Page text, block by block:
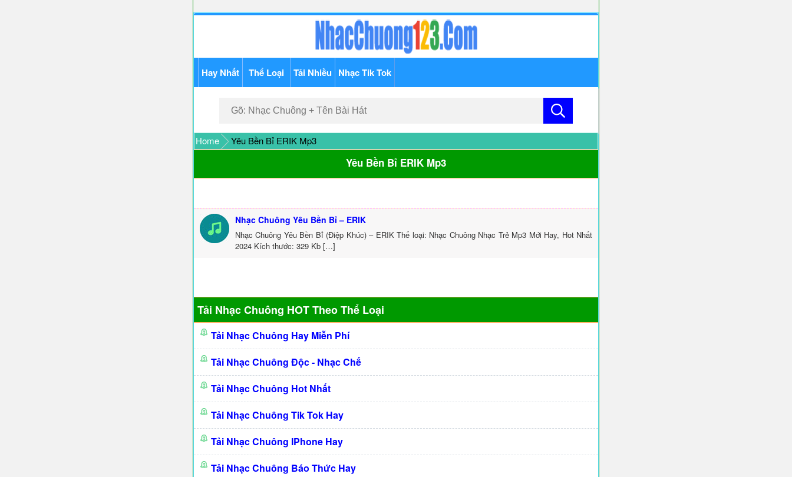
Hay Nhất Thể Loại Tải Nhiều Nhạc Tik Tok
Home Yêu Bền Bỉ ERIK Mp3
Yêu Bền Bỉ ERIK Mp3
Nhạc Chuông Yêu Bền Bỉ – ERIK
Nhạc Chuông Yêu Bền Bỉ (Điệp Khúc) – ERIK Thể loại: Nhạc Chuông Nhạc Trẻ Mp3 Mới Hay, Hot Nhất
2024 Kích thước: 329 Kb […]
Tải Nhạc Chuông HOT Theo Thể Loại
Tải Nhạc Chuông Hay Miễn Phí
Tải Nhạc Chuông Độc - Nhạc Chế
Tải Nhạc Chuông Hot Nhất
Tải Nhạc Chuông Tik Tok Hay
Tải Nhạc Chuông IPhone Hay
Tải Nhạc Chuông Báo Thức Hay